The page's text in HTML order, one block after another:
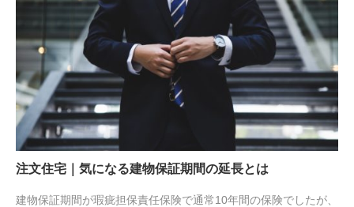
注文住宅｜気になる建物保証期間の延長とは
建物保証期間が瑕疵担保責任保険で通常10年間の保険でしたが、